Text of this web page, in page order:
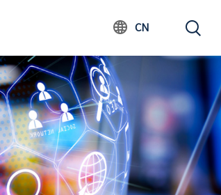
CN